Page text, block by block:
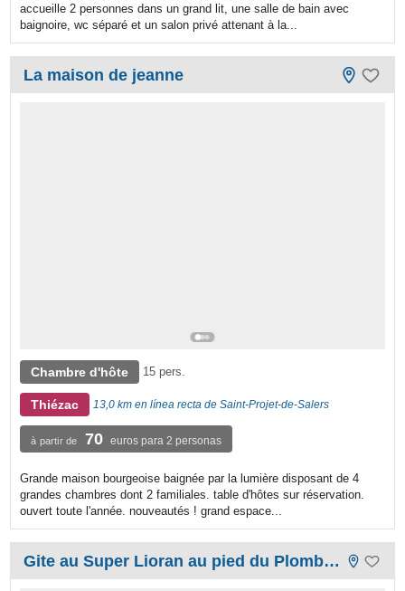
accueille 2 personnes dans un grand lit, une salle de bain avec
baignoire, wc séparé et un salon privé attenant à la...
La maison de jeanne
Chambre d'hôte 15 pers.
Thiézac 13,0 km en línea recta de Saint-Projet-de-Salers
à partir de 70 euros para 2 personas
Grande maison bourgeoise baignée par la lumière disposant de 4
grandes chambres dont 2 familiales. table d'hôtes sur réservation.
ouvert toute l'année. nouveautés ! grand espace...
Gite au Super Lioran au pied du Plomb du Cantal